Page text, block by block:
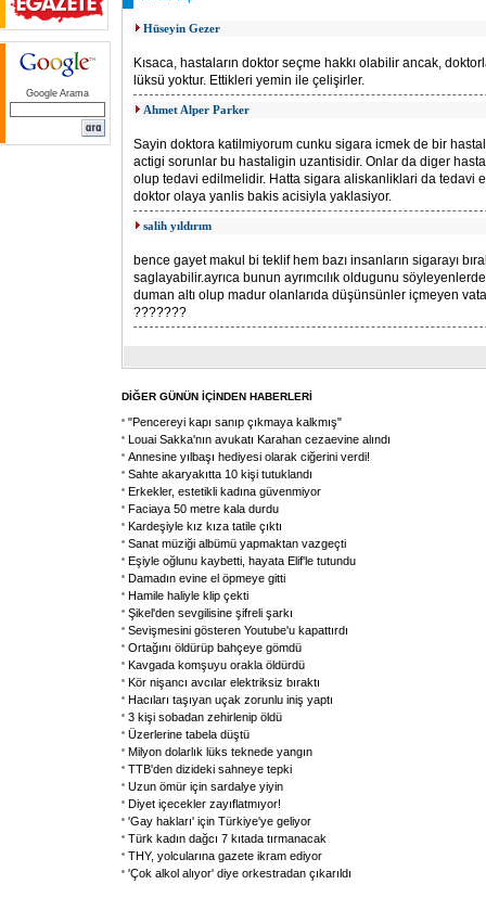
Google Arama
Hüseyin Gezer
Kısaca, hastaların doktor seçme hakkı olabilir ancak,
lüksü yoktur. Ettikleri yemin ile çelişirler.
Ahmet Alper Parker
Sayin doktora katilmiyorum cunku sigara icmek de bir
actigi sorunlar bu hastaligin uzantisidir. Onlar da diger
olup tedavi edilmelidir. Hatta sigara aliskanliklari da tedavi
doktor olaya yanlis bakis acisiyla yaklasiyor.
salih yıldırım
bence gayet makul bi teklif hem bazı insanların sigarayı
saglayabilir.ayrıca bunun ayrımcılık oldugunu
duman altı olup madur olanlarıda düşünsünler içmeyen
???????
DİĞER GÜNÜN İÇİNDEN HABERLERİ
"Pencereyi kapı sanıp çıkmaya kalkmış"
Louai Sakka'nın avukatı Karahan cezaevine alındı
Annesine yılbaşı hediyesi olarak ciğerini verdi!
Sahte akaryakıtta 10 kişi tutuklandı
Erkekler, estetikli kadına güvenmiyor
Faciaya 50 metre kala durdu
Kardeşiyle kız kıza tatile çıktı
Sanat müziği albümü yapmaktan vazgeçti
Eşiyle oğlunu kaybetti, hayata Elif'le tutundu
Damadın evine el öpmeye gitti
Hamile haliyle klip çekti
Şikel'den sevgilisine şifreli şarkı
Sevişmesini gösteren Youtube'u kapattırdı
Ortağını öldürüp bahçeye gömdü
Kavgada komşuyu orakla öldürdü
Kör nişancı avcılar elektriksiz bıraktı
Hacıları taşıyan uçak zorunlu iniş yaptı
3 kişi sobadan zehirlenip öldü
Üzerlerine tabela düştü
Milyon dolarlık lüks teknede yangın
TTB'den dizideki sahneye tepki
Uzun ömür için sardalye yiyin
Diyet içecekler zayıflatmıyor!
'Gay hakları' için Türkiye'ye geliyor
Türk kadın dağcı 7 kıtada tırmanacak
THY, yolcularına gazete ikram ediyor
'Çok alkol alıyor' diye orkestradan çıkarıldı